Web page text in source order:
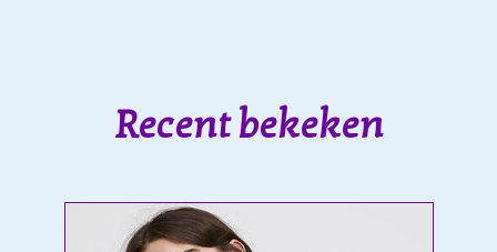
Recent bekeken